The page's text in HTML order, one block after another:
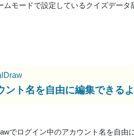
ムモードで設定しているクイズデー
ント名を自由に編集できる
でログイン中のアカウント名を自由